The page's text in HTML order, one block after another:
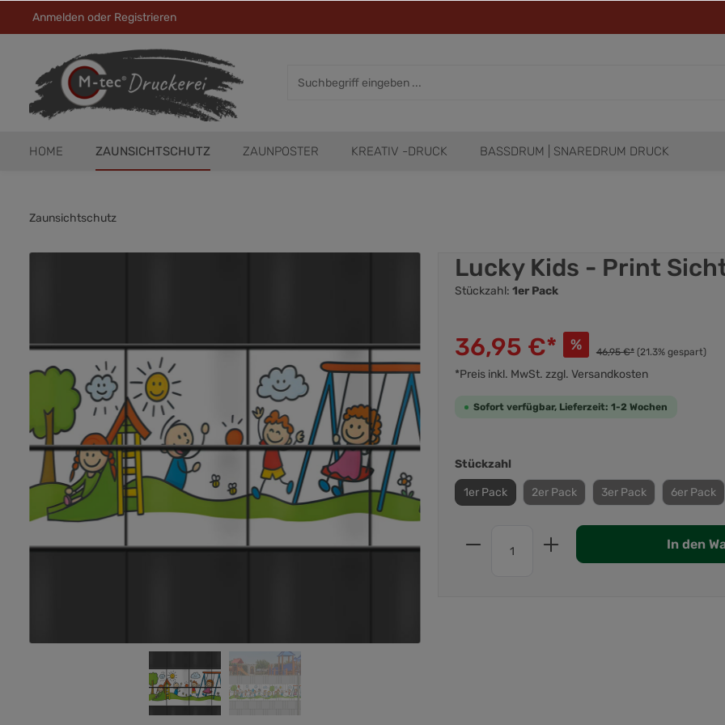
Anmelden oder Registrieren
HOME ZAUNSICHTSCHUTZ ZAUNPOSTER KREATIV -DRUCK BASSDRUM | SNAREDRUM DRUCK
Zaunsichtschutz
Lucky Kids - Print
Stückzahl: 1er Pack
36,95 €* % 46,95 €* (21.3% gespart)
*Preis inkl. MwSt. zzgl. Versandkosten
Sofort verfügbar, Lieferzeit: 1-2 Wochen
Stückzahl
1er Pack 2er Pack 3er Pack 6er Pack
In den